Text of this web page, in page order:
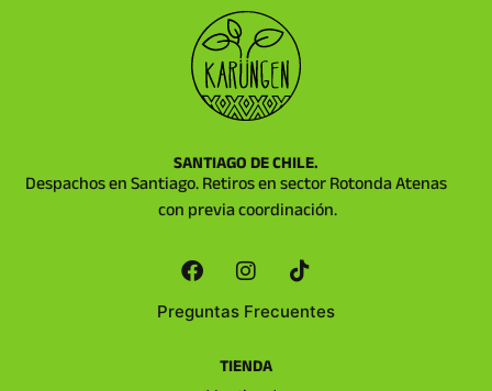
SANTIAGO DE CHILE.
Despachos en Santiago. Retiros en sector Rotonda Atenas
con previa coordinación.
Preguntas Frecuentes
TIENDA